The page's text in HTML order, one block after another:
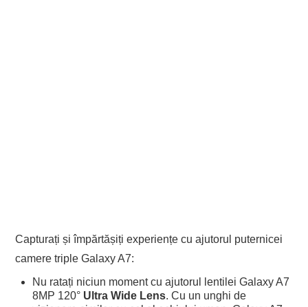
Capturați și împărtășiți experiențe cu ajutorul puternicei
camere triple Galaxy A7:
Nu ratați niciun moment cu ajutorul lentilei Galaxy A7
8MP 120° Ultra Wide Lens. Cu un unghi de